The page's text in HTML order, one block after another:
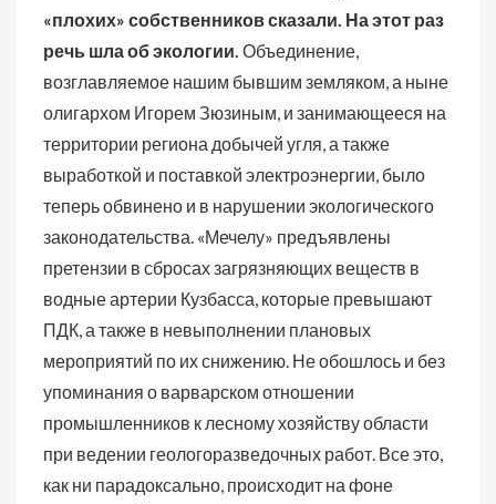
«плохих» собственников сказали. На этот раз
речь шла об экологии. Объединение,
возглавляемое нашим бывшим земляком, а ныне
олигархом Игорем Зюзиным, и занимающееся на
территории региона добычей угля, а также
выработкой и поставкой электроэнергии, было
теперь обвинено и в нарушении экологического
законодательства. «Мечелу» предъявлены
претензии в сбросах загрязняющих веществ в
водные артерии Кузбасса, которые превышают
ПДК, а также в невыполнении плановых
мероприятий по их снижению. Не обошлось и без
упоминания о варварском отношении
промышленников к лесному хозяйству области
при ведении геологоразведочных работ. Все это,
как ни парадоксально, происходит на фоне